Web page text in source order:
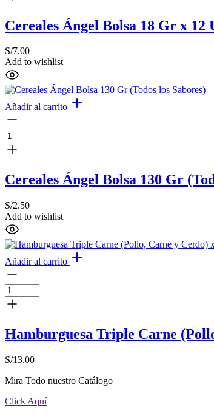
Cereales Ángel Bolsa 18 Gr x 12
S/7.00
Add to wishlist
Añadir al carrito
Cereales Ángel Bolsa 130 Gr
S/2.50
Add to wishlist
Añadir al carrito
Hamburguesa Triple Carne
S/13.00
Mira Todo nuestro Catálogo
Click Aquí